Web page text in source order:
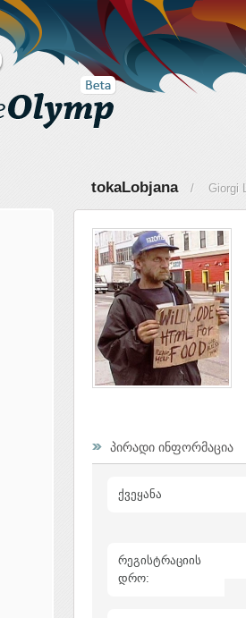
tokaLobjana / Giorgi
პირადი ინფორმაცია
ქვეყანა
რეგისტრაციის
დრო: